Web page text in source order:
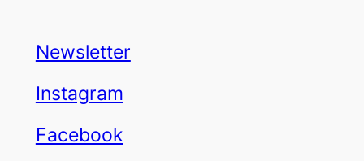
Newsletter
Instagram
Facebook